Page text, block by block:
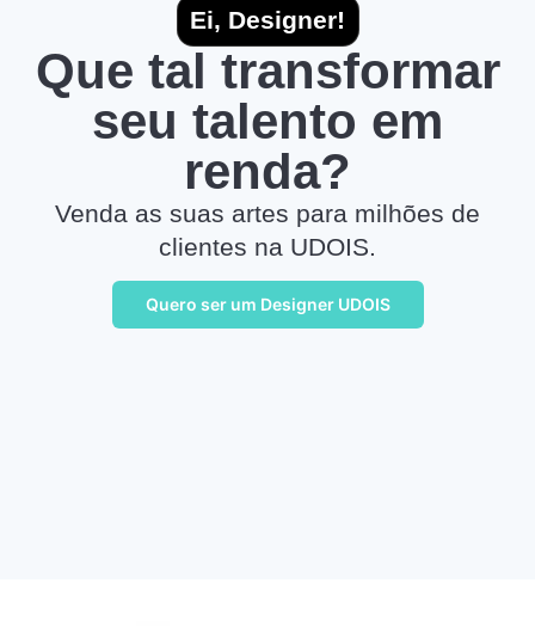
Ei, Designer!
Que tal transformar
seu talento em
renda?
Venda as suas artes para milhões de
clientes na UDOIS.
Quero ser um Designer UDOIS